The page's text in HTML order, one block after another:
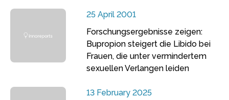
25 April 2001
Forschungsergebnisse zeigen:
Bupropion steigert die Libido bei
Frauen, die unter vermindertem
sexuellen Verlangen leiden
13 February 2025